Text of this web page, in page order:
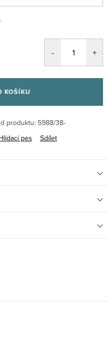
KOŠÍKU
produktu: 5988/38-
pes Sdílet